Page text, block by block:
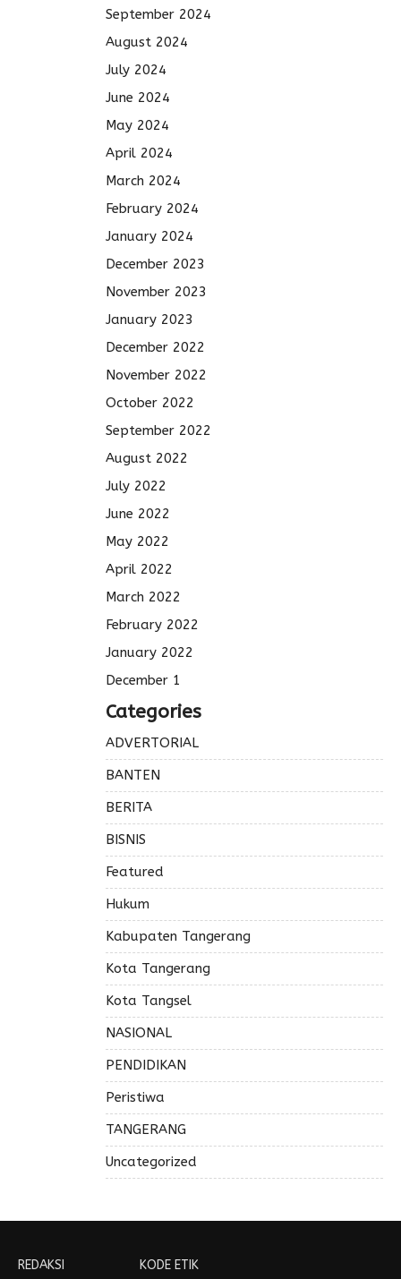
September 2024
August 2024
July 2024
June 2024
May 2024
April 2024
March 2024
February 2024
January 2024
December 2023
November 2023
January 2023
December 2022
November 2022
October 2022
September 2022
August 2022
July 2022
June 2022
May 2022
April 2022
March 2022
February 2022
January 2022
December 1
Categories
ADVERTORIAL
BANTEN
BERITA
BISNIS
Featured
Hukum
Kabupaten Tangerang
Kota Tangerang
Kota Tangsel
NASIONAL
PENDIDIKAN
Peristiwa
TANGERANG
Uncategorized
REDAKSI KODE ETIK